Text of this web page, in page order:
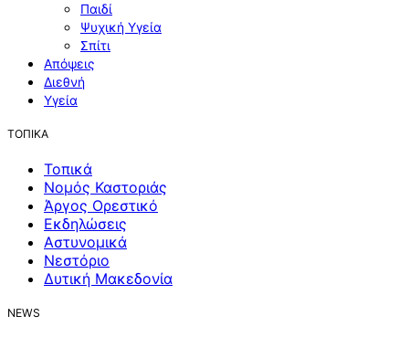
Παιδί
Ψυχική Υγεία
Σπίτι
Απόψεις
Διεθνή
Υγεία
ΤΟΠΙΚΑ
Τοπικά
Νομός Καστοριάς
Άργος Ορεστικό
Εκδηλώσεις
Αστυνομικά
Νεστόριο
Δυτική Μακεδονία
NEWS